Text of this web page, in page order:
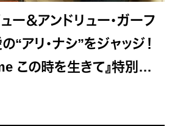
ー＆アンドリュー・ガーフ
“アリ・ナシ”をジャッジ！
この時を生きて』特別映